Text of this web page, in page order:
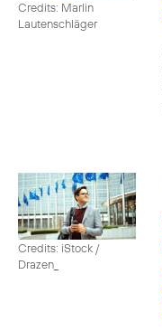
Credits: Marlin
Lautenschläger
Credits: iStock /
Drazen_